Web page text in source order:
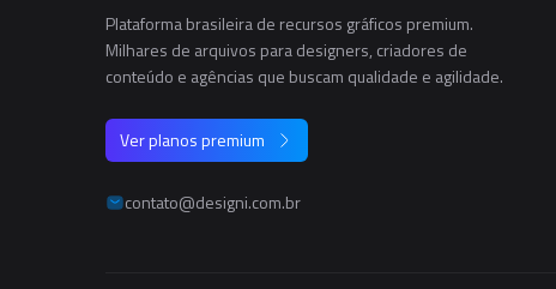
Plataforma brasileira de recursos gráficos premium.
Milhares de arquivos para designers, criadores de
conteúdo e agências que buscam qualidade e agilidade.
Ver planos premium
contato@designi.com.br